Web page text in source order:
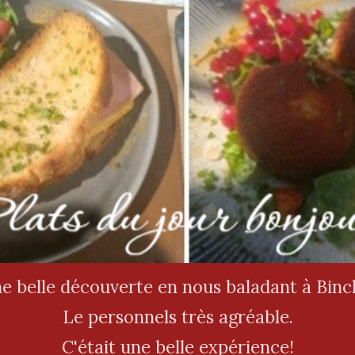
belle découverte en nous baladant à
Le personnels très agréable.
C'était une belle expérience!